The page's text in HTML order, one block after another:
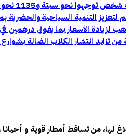
لزيادة الأسعار بما يفوق درهمين في
تزايد انتشار الكلاب الضالة بشوارع